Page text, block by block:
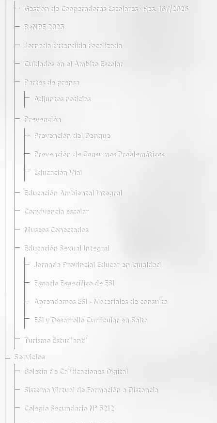
Gestión de Cooperadoras Escolares · Res. 167/2026
ReNPE 2025
Jornada Extendida Focalizada
Cuidados en el Ámbito Escolar
Partes de prensa
Adjuntos noticias
Prevención
Prevención del Dengue
Prevención de Consumos Problemáticos
Educación Vial
Educación Ambiental Integral
Convivencia escolar
Museos Conectados
Educación Sexual Integral
Jornada Provincial Educar en Igualdad
Espacio Específico de ESI
Aprendamos ESI - Materiales de consulta
ESI y Desarrollo Curricular en Salta
Turismo Estudiantil
Servicios
Boletín de Calificaciones Digital
Sistema Virtual de Formación a Distancia
Colegio Secundario Nº 5212